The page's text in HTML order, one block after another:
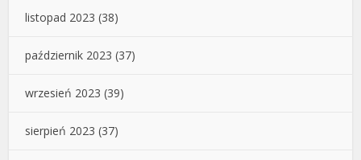
listopad 2023 (38)
październik 2023 (37)
wrzesień 2023 (39)
sierpień 2023 (37)